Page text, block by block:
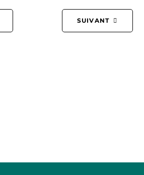
SUIVANT